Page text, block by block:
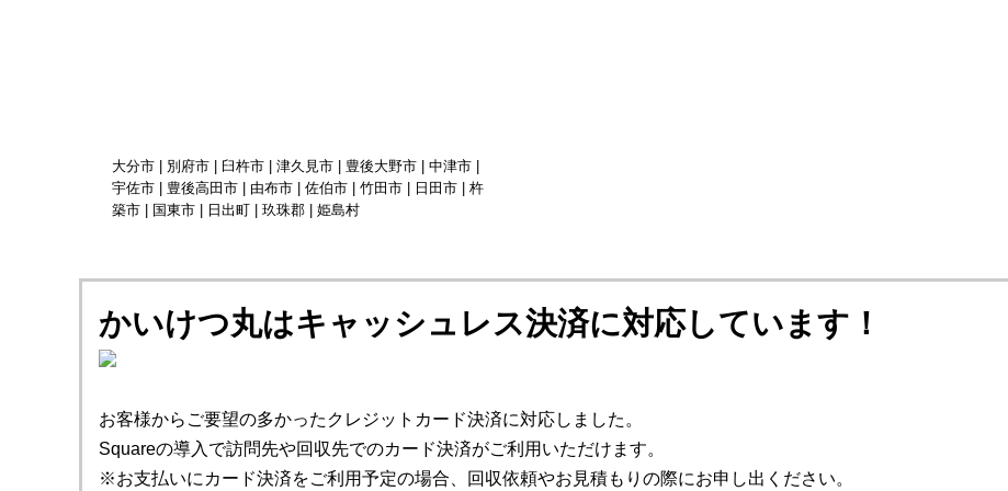
大分市 | 別府市 | 臼杵市 | 津久見市 | 豊後大野市 | 中津市 |
宇佐市 | 豊後高田市 | 由布市 | 佐伯市 | 竹田市 | 日田市 | 杵
築市 | 国東市 | 日出町 | 玖珠郡 | 姫島村
かいけつ丸はキャッシュレス決済に対応しています！
お客様からご要望の多かったクレジットカード決済に対応しました。
Squareの導入で訪問先や回収先でのカード決済がご利用いただけます。
※お支払いにカード決済をご利用予定の場合、回収依頼やお見積もりの際にお申し出ください。